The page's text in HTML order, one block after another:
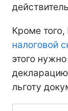
Кроме
налоговой
этого
льготу